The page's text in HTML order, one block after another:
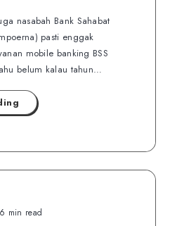
nasabah Bank Sahabat
pasti enggak
mobile banking BSS
belum kalau tahun…
6 min read